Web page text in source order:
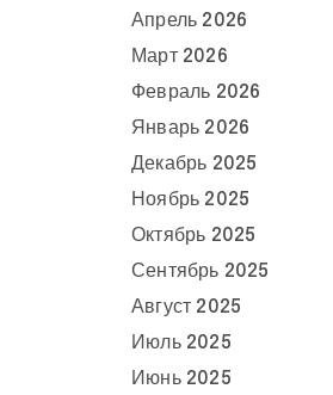
Апрель 2026
Март 2026
Февраль 2026
Январь 2026
Декабрь 2025
Ноябрь 2025
Октябрь 2025
Сентябрь 2025
Август 2025
Июль 2025
Июнь 2025